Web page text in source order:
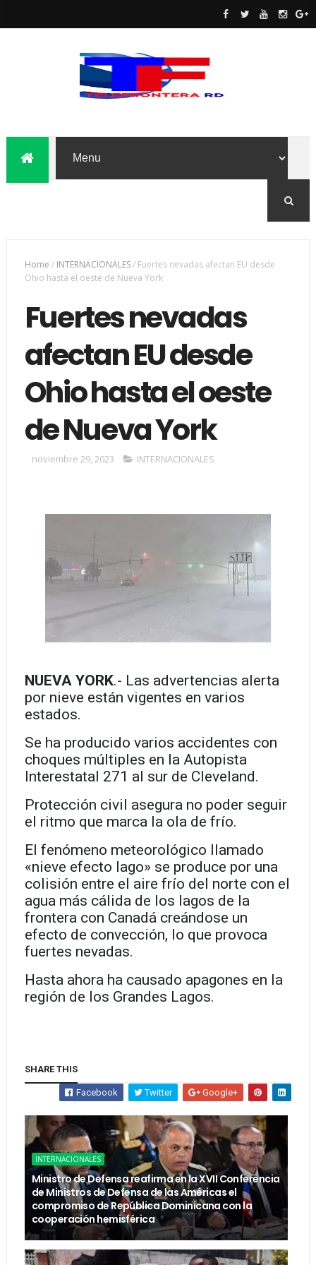
Home / INTERNACIONALES/ Fuertes nevadas afectan EU desde
Ohio hasta el oeste de Nueva York
Fuertes nevadas
afectan EU desde
Ohio hasta el oeste
de Nueva York
noviembre 29, 2023 INTERNACIONALES
NUEVA YORK.- Las advertencias alerta
por nieve están vigentes en varios
estados.
Se ha producido varios accidentes con
choques múltiples en la Autopista
Interestatal 271 al sur de Cleveland.
Protección civil asegura no poder seguir
el ritmo que marca la ola de frío.
El fenómeno meteorológico llamado
«nieve efecto lago» se produce por una
colisión entre el aire frío del norte con el
agua más cálida de los lagos de la
frontera con Canadá creándose un
efecto de convección, lo que provoca
fuertes nevadas.
Hasta ahora ha causado apagones en la
región de los Grandes Lagos.
SHARE THIS
Facebook Twitter Google+
INTERNACIONALES
Ministro de Defensa reafirma en la XVII Conferencia
de Ministros de Defensa de las Américas el
compromiso de República Dominicana con la
cooperación hemisférica